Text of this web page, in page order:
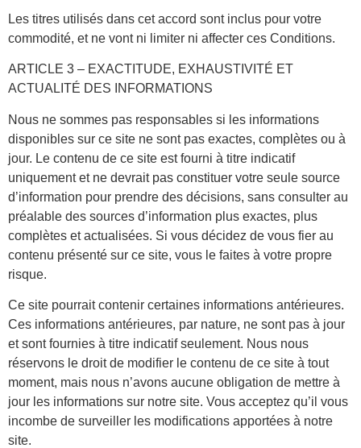
Les titres utilisés dans cet accord sont inclus pour votre
commodité, et ne vont ni limiter ni affecter ces Conditions.
ARTICLE 3 – EXACTITUDE, EXHAUSTIVITÉ ET
ACTUALITÉ DES INFORMATIONS
Nous ne sommes pas responsables si les informations
disponibles sur ce site ne sont pas exactes, complètes ou à
jour. Le contenu de ce site est fourni à titre indicatif
uniquement et ne devrait pas constituer votre seule source
d’information pour prendre des décisions, sans consulter au
préalable des sources d’information plus exactes, plus
complètes et actualisées. Si vous décidez de vous fier au
contenu présenté sur ce site, vous le faites à votre propre
risque.
Ce site pourrait contenir certaines informations antérieures.
Ces informations antérieures, par nature, ne sont pas à jour
et sont fournies à titre indicatif seulement. Nous nous
réservons le droit de modifier le contenu de ce site à tout
moment, mais nous n’avons aucune obligation de mettre à
jour les informations sur notre site. Vous acceptez qu’il vous
incombe de surveiller les modifications apportées à notre
site.